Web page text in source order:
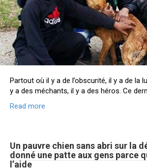
Partout où il y a de l’obscurité, il y a de la
y a des méchants, il y a des héros. Ce
Read more
Un pauvre chien sans abri sur la
donné une patte aux gens parce
l’aide